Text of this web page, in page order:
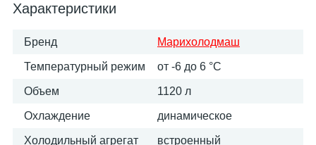
Характеристики
Бренд Марихолодмаш
Температурный режим от -6 до 6 °C
Объем 1120 л
Охлаждение динамическое
Холодильный агрегат встроенный